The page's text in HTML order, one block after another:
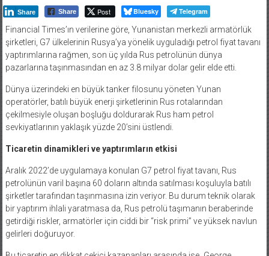
Share Share Post Bluesky Telegram
Financial Times’ın verilerine göre, Yunanistan merkezli armatörlük
şirketleri, G7 ülkelerinin Rusya’ya yönelik uyguladığı petrol fiyat tavanı
yaptırımlarına rağmen, son üç yılda Rus petrolünün dünya
pazarlarına taşınmasından en az 3.8 milyar dolar gelir elde etti.
Dünya üzerindeki en büyük tanker filosunu yöneten Yunan
operatörler, batılı büyük enerji şirketlerinin Rus rotalarından
çekilmesiyle oluşan boşluğu doldurarak Rus ham petrol
sevkiyatlarının yaklaşık yüzde 20’sini üstlendi.
Ticaretin dinamikleri ve yaptırımların etkisi
Aralık 2022’de uygulamaya konulan G7 petrol fiyat tavanı, Rus
petrolünün varil başına 60 doların altında satılması koşuluyla batılı
şirketler tarafından taşınmasına izin veriyor. Bu durum teknik olarak
bir yaptırım ihlali yaratmasa da, Rus petrolü taşımanın beraberinde
getirdiği riskler, armatörler için ciddi bir “risk primi” ve yüksek navlun
gelirleri doğuruyor.